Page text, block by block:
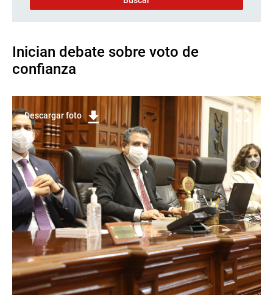
Inician debate sobre voto de
confianza
Descargar foto